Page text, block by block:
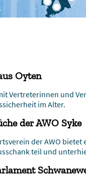
Oyten
Vertreterinnen und
im Alter.
der AWO Syke
der AWO
teil und